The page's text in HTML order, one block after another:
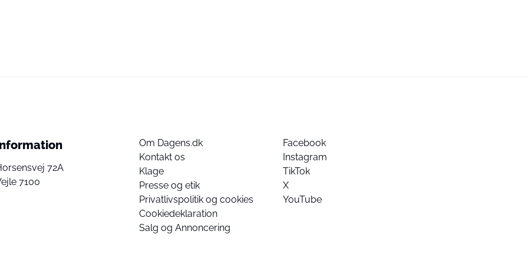
72A
7100
Om Dagens.dk
Kontakt os
Klage
Presse og etik
Privatlivspolitik og cookies
Cookiedeklaration
Salg og Annoncering
Facebook
Instagram
TikTok
X
YouTube